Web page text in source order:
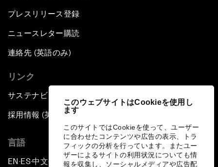
このウェブサイトはCookieを使用し
ます
このサイトではCookieを使って、ユーザー
に合わせたコンテンツや広告の表示、トラ
フィックの分析を行っています。またユー
ザーによるサイトの利用状況についても情
報を収集し、ソーシャルメディアや広告配
プレスリリース登録
ニュースレター購読
連絡先 (英語のみ)
リンク
サステナビリティへの取り組み
採用情報 (英語のみ)
言語
EN ▪ES▪中文▪ 日本語